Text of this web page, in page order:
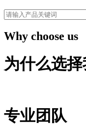
Why choose us
为什么选择
专业团队